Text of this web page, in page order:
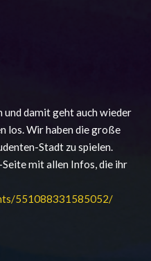
und damit geht auch wieder
los. Wir haben die große
Stadt zu spielen.
mit allen Infos, die ihr
551088331585052/